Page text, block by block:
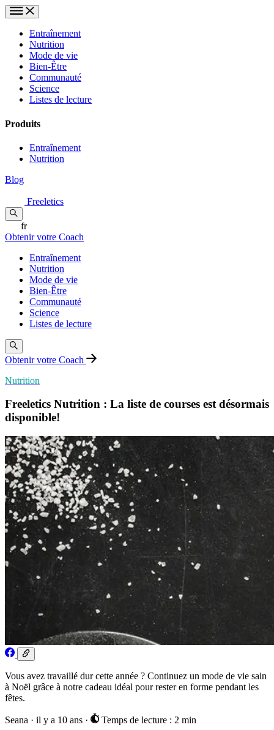
Entraînement
Nutrition
Mode de vie
Bien-Être
Communauté
Science
Listes de lecture
Produits
Entraînement
Nutrition
Blog
Freeletics
fr
Obtenir votre Coach
Entraînement
Nutrition
Mode de vie
Bien-Être
Communauté
Science
Listes de lecture
Obtenir votre Coach
Nutrition
Freeletics Nutrition : La liste de courses est désormais
disponible!
Vous avez travaillé dur cette année ? Continuez un mode de vie sain
à Noël grâce à notre cadeau idéal pour rester en forme pendant les
fêtes.
Seana · il y a 10 ans · Temps de lecture : 2 min